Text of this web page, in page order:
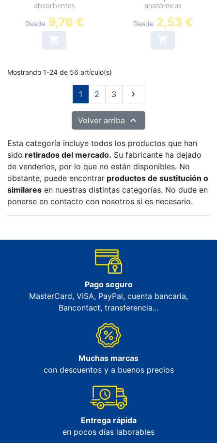
absorbentes
Desde 9,76 €

anatómicas
Desde 2,53 €

Mostrando 1-24 de 56 artículo(s)
1 2 3 Siguiente

Volver arriba 
Esta categoría incluye todos los productos que han
sido retirados del mercado. Su fabricante ha dejado
de venderlos, por lo que no están disponibles. No
obstante, puede encontrar productos de sustitución o
similares en nuestras distintas categorías. No dude en
ponerse en contacto con nosotros si es necesario.
Pago seguro
MasterCard, VISA, PayPal, cuenta bancaria,
Bancontact, transferencia…
Muchas marcas
con descuentos y a buenos precios
Entrega rápida
en pocos días laborables